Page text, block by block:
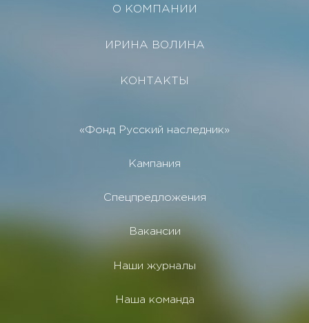
О КОМПАНИИ
ИРИНА ВОЛИНА
КОНТАКТЫ
«Фонд Русский наследник»
Кампания
Спецпредложения
Вакансии
Наши журналы
Наша команда